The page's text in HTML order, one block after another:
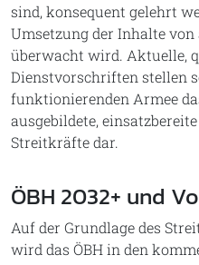
sind, konsequent gelehrt
Umsetzung der Inhalte von
überwacht wird. Aktuelle,
Dienstvorschriften stellen
funktionierenden Armee
ausgebildete,
Streitkräfte dar.
ÖBH 2032+ und
Auf der Grundlage des
wird das ÖBH in den